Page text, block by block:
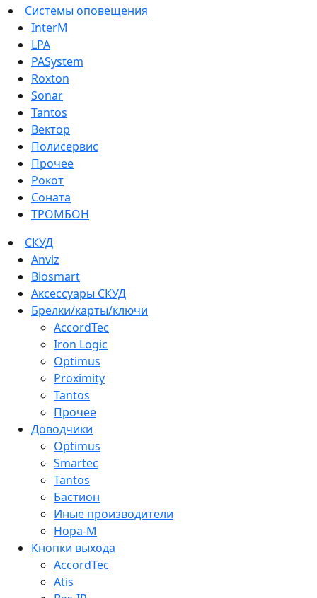
Системы оповещения
InterM
LPA
PASystem
Roxton
Sonar
Tantos
Вектор
Полисервис
Прочее
Рокот
Соната
ТРОМБОН
СКУД
Anviz
Biosmart
Аксессуары СКУД
Брелки/карты/ключи
AccordTec
Iron Logic
Optimus
Proximity
Tantos
Прочее
Доводчики
Optimus
Smartec
Tantos
Бастион
Иные производители
Нора-М
Кнопки выхода
AccordTec
Atis